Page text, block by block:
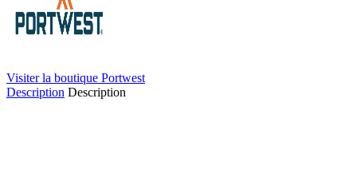
Visiter la boutique Portwest
Description Description